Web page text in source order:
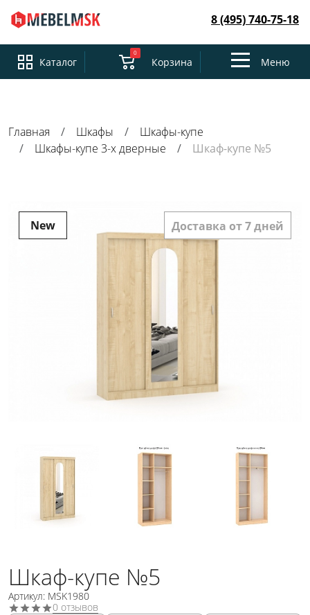
8 (495) 740-75-18
Каталог
0
Корзина
ToggleМеню
Главная Шкафы
Шкафы-купе
Шкафы-купе 3-х дверные
Шкаф-купе №5
New Доставка от 7 дней
Шкаф-купе №5
Артикул: MSK1980
0 отзывов